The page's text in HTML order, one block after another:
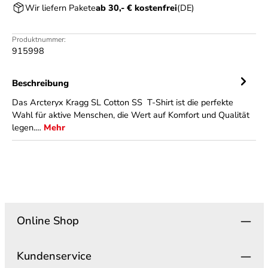
Wir liefern Paketeab 30,- € kostenfrei(DE)
Produktnummer:
915998
Beschreibung
Das Arcteryx Kragg SL Cotton SS T-Shirt ist die perfekte
Wahl für aktive Menschen, die Wert auf Komfort und Qualität
legen.… Mehr
Online Shop
Kundenservice